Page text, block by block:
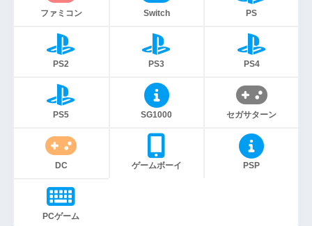
ファミコン Switch PS
PS2 PS3 PS4
PS5 SG1000 セガサターン
DC ゲームボーイ PSP
PCゲーム